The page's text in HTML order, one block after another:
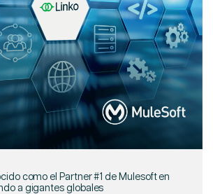
como el Partner #1 de Mulesoft en
a gigantes globales